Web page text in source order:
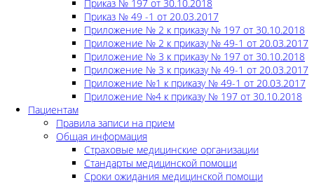
Приказ № 197 от 30.10.2018
Приказ № 49 -1 от 20.03.2017
Приложение № 2 к приказу № 197 от 30.10.2018
Приложение № 2 к приказу № 49-1 от 20.03.2017
Приложение № 3 к приказу № 197 от 30.10.2018
Приложение № 3 к приказу № 49-1 от 20.03.2017
Приложение №1 к приказу № 49-1 от 20.03.2017
Приложение №4 к приказу № 197 от 30.10.2018
Пациентам
Правила записи на прием
Общая информация
Страховые медицинские организации
Стандарты медицинской помощи
Сроки ожидания медицинской помощи